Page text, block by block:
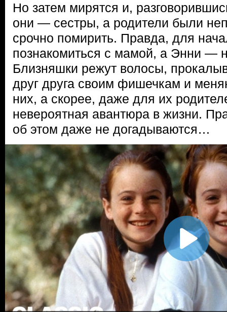
Но затем мирятся и,
они — сестры, а родители были
срочно помирить. Правда, для
познакомиться с мамой, а Энни —
Близняшки режут волосы,
друг друга своим фишечкам и
них, а скорее, даже для их
невероятная авантюра в жизни.
об этом даже не догадываются…